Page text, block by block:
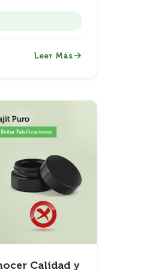
semanas.
Leer Más
Calidad y